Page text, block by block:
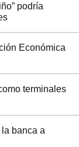
podría
Económica
terminales
banca a